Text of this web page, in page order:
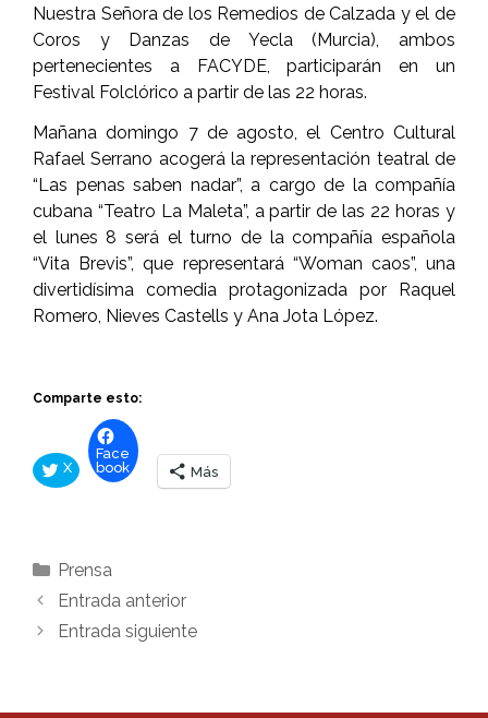
Nuestra Señora de los Remedios de Calzada y el de
Coros y Danzas de Yecla (Murcia), ambos
pertenecientes a FACYDE, participarán en un
Festival Folclórico a partir de las 22 horas.
Mañana domingo 7 de agosto, el Centro Cultural
Rafael Serrano acogerá la representación teatral de
“Las penas saben nadar”, a cargo de la compañía
cubana “Teatro La Maleta”, a partir de las 22 horas y
el lunes 8 será el turno de la compañía española
“Vita Brevis”, que representará “Woman caos”, una
divertidísima comedia protagonizada por Raquel
Romero, Nieves Castells y Ana Jota López.
Comparte esto:
X
Face
book
Más
Categorías
Prensa
Entrada anterior
Entrada siguiente